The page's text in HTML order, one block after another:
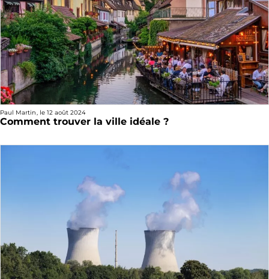
Paul Martin, le 12 août 2024
Comment trouver la ville idéale ?